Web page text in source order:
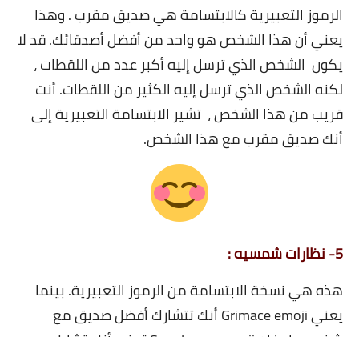
الرموز التعبيرية كالابتسامة هي صديق مقرب . وهذا
يعني أن هذا الشخص هو واحد من أفضل أصدقائك. قد لا
يكون الشخص الذي ترسل إليه أكبر عدد من اللقطات ،
لكنه الشخص الذي ترسل إليه الكثير من اللقطات.أنت
قريب من هذا الشخص ، تشير الابتسامة التعبيرية إلى
أنك صديق مقرب مع هذا الشخص.
5- نظارات شمسيه :
هذه هي نسخة الابتسامة من الرموز التعبيرية. بينما
يعني Grimace emoji أنك تتشارك أفضل صديق مع